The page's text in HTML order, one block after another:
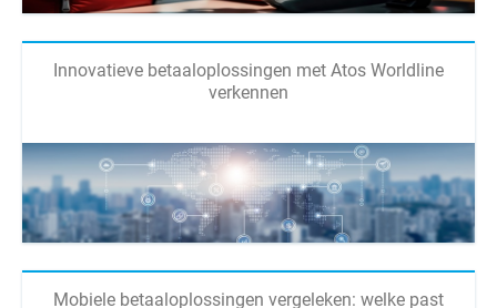
Innovatieve betaaloplossingen met Atos Worldline
verkennen
Mobiele betaaloplossingen vergeleken: welke past